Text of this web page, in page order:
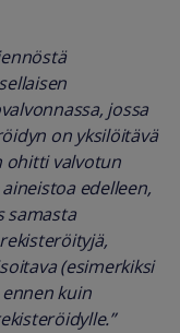
jossa
on yksilöitävä
ohitti valvotun
edelleen,
samasta
(esimerkiksi
kuin